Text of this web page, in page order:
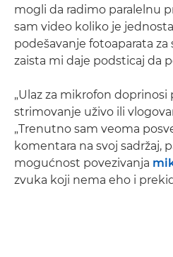
mogli da radimo paralelnu
sam video koliko je
podešavanje fotoaparata
zaista mi daje podsticaj da
„Ulaz za mikrofon
strimovanje uživo ili
„Trenutno sam veoma
komentara na svoj sadržaj,
mogućnost povezivanja
zvuka koji nema eho i